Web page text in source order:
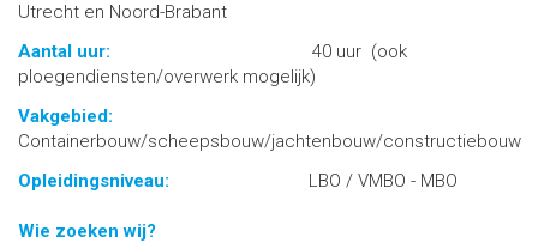
Utrecht en Noord-Brabant
Aantal uur:
40 uur (ook
ploegendiensten/overwerk mogelijk)
Vakgebied:
Containerbouw/scheepsbouw/jachtenbouw/constructiebouw
Opleidingsniveau:
LBO / VMBO - MBO
Wie zoeken wij?